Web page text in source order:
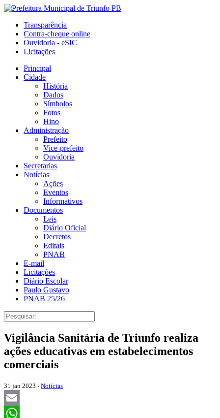
Transparência
Contra-cheque online
Ouvidoria - eSIC
Licitações
Principal
Cidade
História
Dados
Símbolos
Fotos
Hino
Administração
Prefeito
Vice-prefeito
Ouvidoria
Secretarias
Notícias
Ações
Eventos
Informativos
Documentos
Leis
Diário Oficial
Decretos
Editais
PNAB
E-mail
Licitações
Diário Escolar
Paulo Gustavo
PNAB 25/26
Vigilância Sanitária de Triunfo realiza
ações educativas em estabelecimentos
comerciais
31 jan 2023 - Notícias
Email